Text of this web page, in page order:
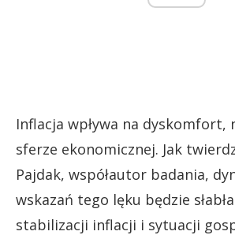
Inflacja wpływa na dyskomfort,
sferze ekonomicznej. Jak
Pajdak, współautor badania,
wskazań tego lęku będzie
stabilizacji inflacji i sytuacji